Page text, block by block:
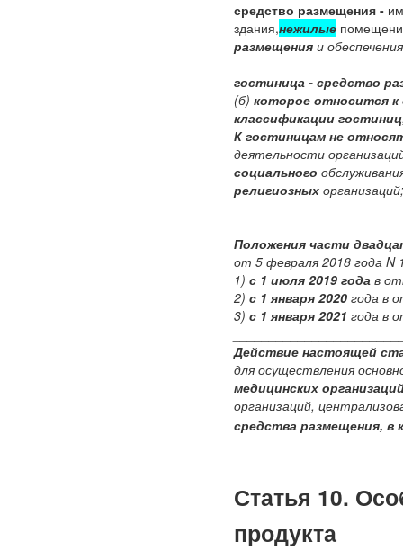
средство размещения -
здания,нежилые
размещения и
гостиница - средство
(б) которое относится
классификации гостиниц
К гостиницам не
деятельности
социального
религиозных организаций;
Положения части
от 5 февраля 2018 года N
1) с 1 июля 2019 года в
2) с 1 января 2020 года в
3) с 1 января 2021 года в
Действие настоящей
для осуществления
медицинских
организаций,
средства размещения,
Статья 10.
продукта